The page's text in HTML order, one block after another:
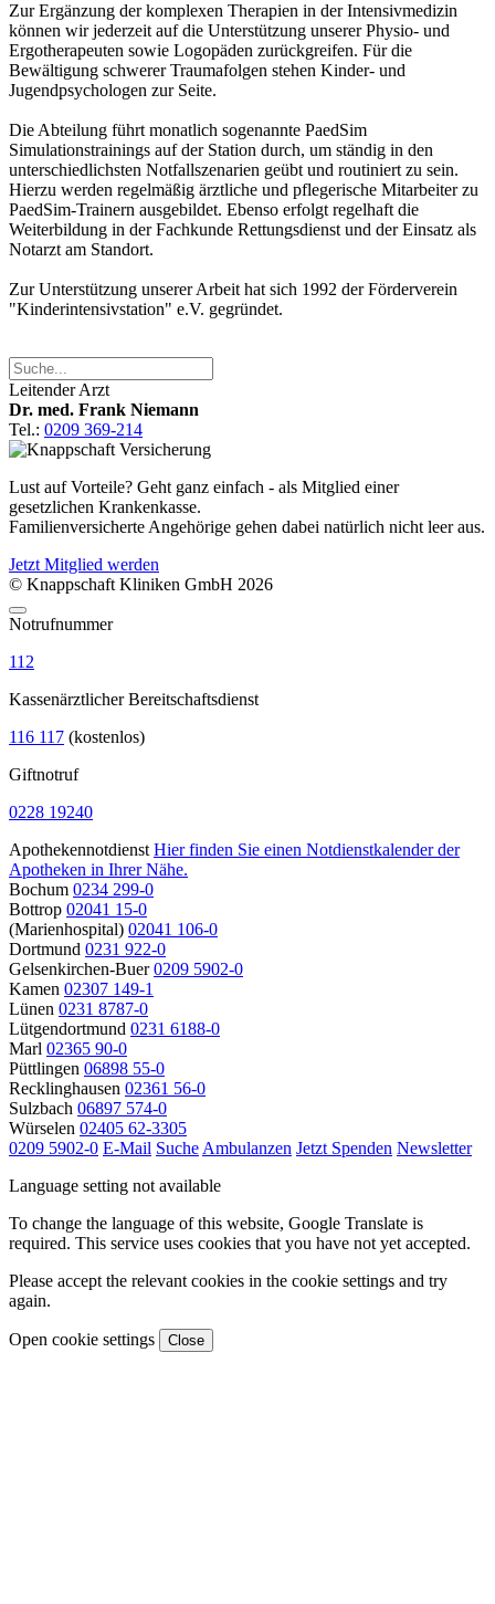
Zur Ergänzung der komplexen Therapien in der Intensivmedizin
können wir jederzeit auf die Unterstützung unserer Physio- und
Ergotherapeuten sowie Logopäden zurückgreifen. Für die
Bewältigung schwerer Traumafolgen stehen Kinder- und
Jugendpsychologen zur Seite.
Die Abteilung führt monatlich sogenannte PaedSim
Simulationstrainings auf der Station durch, um ständig in den
unterschiedlichsten Notfallszenarien geübt und routiniert zu sein.
Hierzu werden regelmäßig ärztliche und pflegerische Mitarbeiter zu
PaedSim-Trainern ausgebildet. Ebenso erfolgt regelhaft die
Weiterbildung in der Fachkunde Rettungsdienst und der Einsatz als
Notarzt am Standort.
Zur Unterstützung unserer Arbeit hat sich 1992 der Förderverein
"Kinderintensivstation" e.V. gegründet.
Leitender Arzt
Dr. med. Frank Niemann
Tel.: 0209 369-214
Lust auf Vorteile? Geht ganz einfach - als Mitglied einer
gesetzlichen Krankenkasse.
Familienversicherte Angehörige gehen dabei natürlich nicht leer aus.
Jetzt Mitglied werden
© Knappschaft Kliniken GmbH 2026
Notrufnummer
112
Kassenärztlicher Bereitschaftsdienst
116 117 (kostenlos)
Giftnotruf
0228 19240
Apothekennotdienst Hier finden Sie einen Notdienstkalender der
Apotheken in Ihrer Nähe.
Bochum 0234 299-0
Bottrop 02041 15-0
(Marienhospital) 02041 106-0
Dortmund 0231 922-0
Gelsenkirchen-Buer 0209 5902-0
Kamen 02307 149-1
Lünen 0231 8787-0
Lütgendortmund 0231 6188-0
Marl 02365 90-0
Püttlingen 06898 55-0
Recklinghausen 02361 56-0
Sulzbach 06897 574-0
Würselen 02405 62-3305
0209 5902-0 E-Mail Suche Ambulanzen Jetzt Spenden Newsletter
Language setting not available
To change the language of this website, Google Translate is
required. This service uses cookies that you have not yet accepted.
Please accept the relevant cookies in the cookie settings and try
again.
Open cookie settings Close